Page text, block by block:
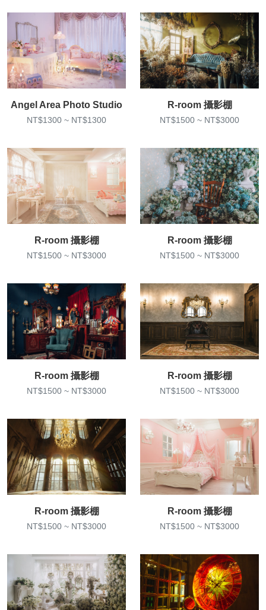
Angel Area Photo Studio
NT$1300 ~ NT$1300
R-room 攝影棚
NT$1500 ~ NT$3000
R-room 攝影棚
NT$1500 ~ NT$3000
R-room 攝影棚
NT$1500 ~ NT$3000
R-room 攝影棚
NT$1500 ~ NT$3000
R-room 攝影棚
NT$1500 ~ NT$3000
R-room 攝影棚
NT$1500 ~ NT$3000
R-room 攝影棚
NT$1500 ~ NT$3000